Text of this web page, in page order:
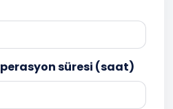
süresi (saat)